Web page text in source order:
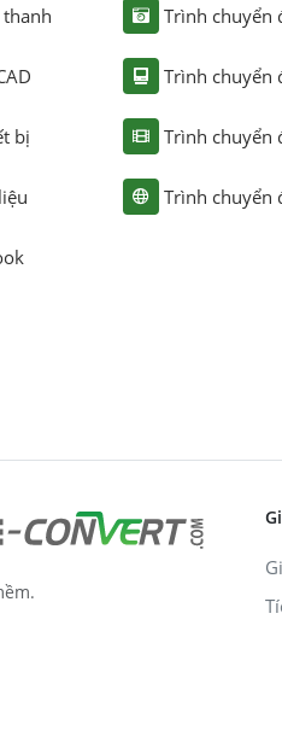
bị
Trình chuyển
Trình chuyển
Trình chuyển
Trình chuyển